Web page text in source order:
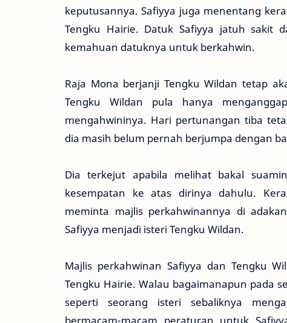
keputusannya. Safiyya juga menentang
Tengku Hairie. Datuk Safiyya jatuh sakit
kemahuan datuknya untuk berkahwin.
Raja Mona berjanji Tengku Wildan tetap
Tengku Wildan pula hanya
mengahwininya. Hari pertunangan tiba
dia masih belum pernah berjumpa dengan
Dia terkejut apabila melihat bakal
kesempatan ke atas dirinya dahulu.
meminta majlis perkahwinannya di
Safiyya menjadi isteri Tengku Wildan.
Majlis perkahwinan Safiyya dan Tengku
Tengku Hairie. Walau bagaimanapun pada
seperti seorang isteri sebaliknya